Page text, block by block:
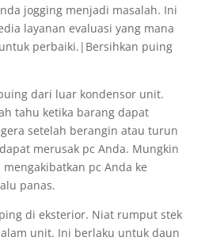
jogging menjadi masalah. Ini
layanan evaluasi yang mana
perbaiki.|Bersihkan puing
dari luar kondensor unit.
tahu ketika barang dapat
setelah berangin atau turun
merusak pc Anda. Mungkin
pc Anda ke
panas.
di eksterior. Niat rumput stek
unit. Ini berlaku untuk daun